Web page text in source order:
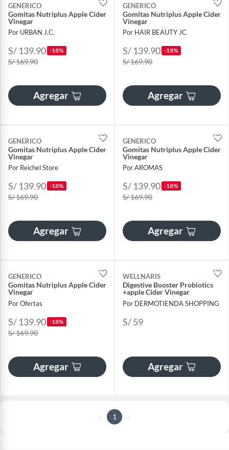
GENERICO
Gomitas Nutriplus Apple Cider
Vinegar
Por URBAN J.C.
S/ 139.90 -18%
S/ 169.90
Agregar
GENERICO
Gomitas Nutriplus Apple Cider
Vinegar
Por HAIR BEAUTY JC
S/ 139.90 -18%
S/ 169.90
Agregar
GENERICO
Gomitas Nutriplus Apple Cider
Vinegar
Por Reichel Store
S/ 139.90 -18%
S/ 169.90
Agregar
GENERICO
Gomitas Nutriplus Apple Cider
Vinegar
Por AROMAS
S/ 139.90 -18%
S/ 169.90
Agregar
GENERICO
Gomitas Nutriplus Apple Cider
Vinegar
Por Ofertas
S/ 139.90 -18%
S/ 169.90
Agregar
WELLNARIS
Digestive Booster Probiotics
+apple Cider Vinegar
Por DERMOTIENDA SHOPPING
S/ 59
Agregar
1